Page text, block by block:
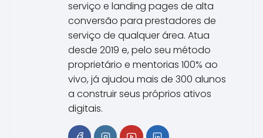
serviço e landing pages de alta
conversão para prestadores de
serviço de qualquer área. Atua
desde 2019 e, pelo seu método
proprietário e mentorias 100% ao
vivo, já ajudou mais de 300 alunos
a construir seus próprios ativos
digitais.